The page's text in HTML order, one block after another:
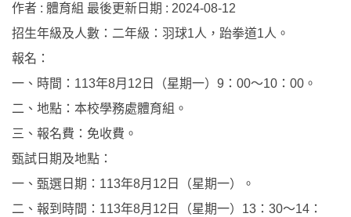
作者 : 體育組 最後更新日期 : 2024-08-12
招生年級及人數：二年級：羽球1人，跆拳道1人。
報名：
一、時間：113年8月12日（星期一）9：00〜10：00。
二、地點：本校學務處體育組。
三、報名費：免收費。
甄試日期及地點：
一、甄選日期：113年8月12日（星期一）。
二、報到時間：113年8月12日（星期一）13：30～14：